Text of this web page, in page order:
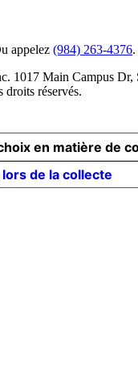
appelez (984) 263-4376.
1017 Main Campus Dr,
réservés.
de la collecte
en matière de